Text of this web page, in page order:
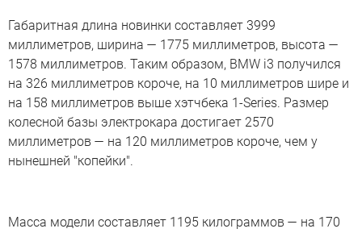
Габаритная длина новинки составляет 3999
миллиметров, ширина — 1775 миллиметров, высота —
1578 миллиметров. Таким образом, BMW i3 получился
на 326 миллиметров короче, на 10 миллиметров шире и
на 158 миллиметров выше хэтчбека 1-Series. Размер
колесной базы электрокара достигает 2570
миллиметров — на 120 миллиметров короче, чем у
нынешней "копейки".
Масса модели составляет 1195 килограммов — на 170